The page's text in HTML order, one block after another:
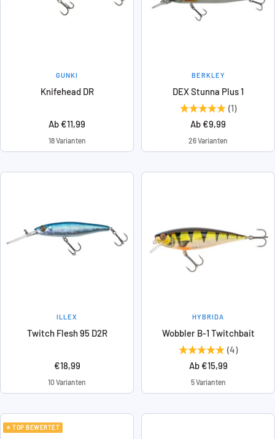
GUNKI
Knifehead DR
Angebotspreis
Ab €11,99
18 Varianten
BERKLEY
DEX Stunna Plus 1
(1)
Angebotspreis
Ab €9,99
26 Varianten
ILLEX
Twitch Flesh 95 D2R
Angebotspreis
€18,99
10 Varianten
HYBRIDA
Wobbler B-1 Twitchbait
(4)
Angebotspreis
Ab €15,99
5 Varianten
⭐ TOP BEWERTET